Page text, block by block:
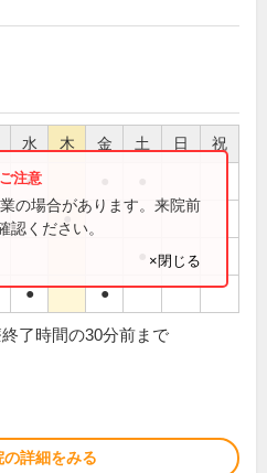
水 木 金 土 日 祝
●
●
● ●
の場合があります。来院前
認ください。
×閉じる
了時間の30分前まで
の詳細をみる